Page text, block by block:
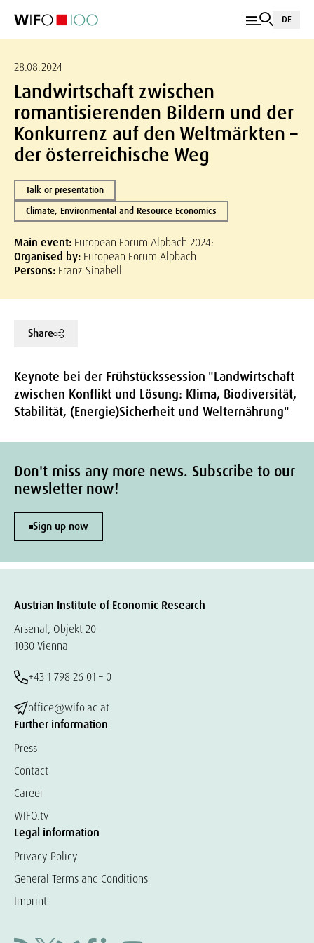
DE
28.08.2024
Landwirtschaft zwischen
romantisierenden Bildern und der
Konkurrenz auf den Weltmärkten –
der österreichische Weg
Talk or presentation
Climate, Environmental and Resource Economics
Main event: European Forum Alpbach 2024:
Organised by: European Forum Alpbach
Persons: Franz Sinabell
Share
Keynote bei der Frühstückssession "Landwirtschaft
zwischen Konflikt und Lösung: Klima, Biodiversität,
Stabilität, (Energie)Sicherheit und Welternährung"
Don't miss any more news. Subscribe to our
newsletter now!
Sign up now
Austrian Institute of Economic Research
Arsenal, Objekt 20
1030 Vienna
+43 1 798 26 01 – 0
office@wifo.ac.at
Further information
Press
Contact
Career
WIFO.tv
Legal information
Privacy Policy
General Terms and Conditions
Imprint